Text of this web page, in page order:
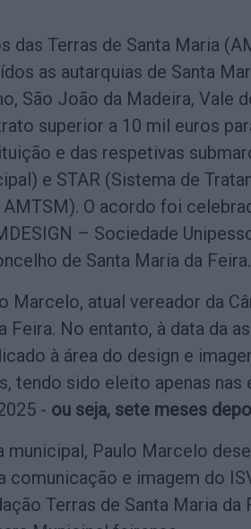
das Terras de Santa Maria
as autarquias de Santa
São João da Madeira, Vale
superior a 10 mil euros
e das respetivas
e STAR (Sistema de
O acordo foi
– Sociedade
de Santa Maria da Feira.
Marcelo, atual vereador da
Feira. No entanto, à data da
à área do design e
tendo sido eleito apenas nas
- ou seja, sete meses
municipal, Paulo Marcelo
e imagem do
Terras de Santa Maria da